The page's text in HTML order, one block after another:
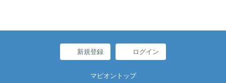
新規登録 ログイン
マピオントップ